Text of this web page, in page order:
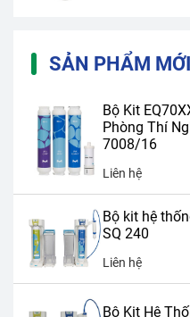
SẢN PHẨM MỚI
Bộ Kit
Phòng Thí
7008/16
Liên hệ
Bộ kit hệ
SQ 240
Liên hệ
Bộ Kit Hệ